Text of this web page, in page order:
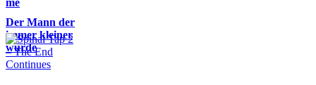
Der Mann der
immer kleiner
wurde